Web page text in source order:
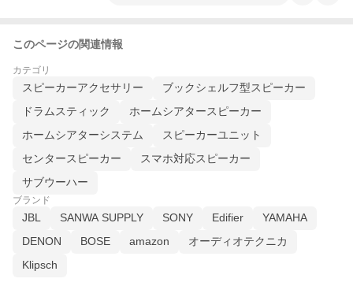
このページの関連情報
カテゴリ
スピーカーアクセサリー
ブックシェルフ型スピーカー
ドラムスティック
ホームシアタースピーカー
ホームシアターシステム
スピーカーユニット
センタースピーカー
スマホ対応スピーカー
サブウーハー
ブランド
JBL SANWA SUPPLY SONY Edifier
YAMAHA
DENON
BOSE amazon
オーディオテクニカ
Klipsch